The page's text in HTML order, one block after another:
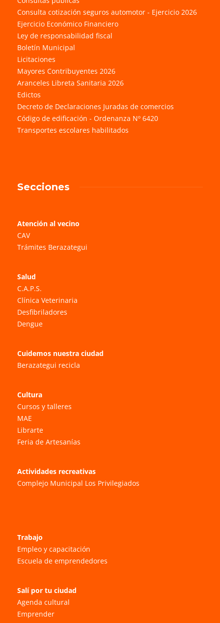
Consulta cotización seguros automotor - Ejercicio 2026
Ejercicio Económico Financiero
Ley de responsabilidad fiscal
Boletín Municipal
Licitaciones
Mayores Contribuyentes 2026
Aranceles Libreta Sanitaria 2026
Edictos
Decreto de Declaraciones Juradas de comercios
Código de edificación - Ordenanza Nº 6420
Transportes escolares habilitados
Secciones
Atención al vecino
CAV
Trámites Berazategui
Salud
C.A.P.S.
Clínica Veterinaria
Desfibriladores
Dengue
Cuidemos nuestra ciudad
Berazategui recicla
Cultura
Cursos y talleres
MAE
Librarte
Feria de Artesanías
Actividades recreativas
Complejo Municipal Los Privilegiados
Trabajo
Empleo y capacitación
Escuela de emprendedores
Salí por tu ciudad
Agenda cultural
Emprender